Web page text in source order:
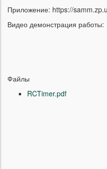
Приложение: https://
Видео демонстрация
Файлы
RCTimer.pdf